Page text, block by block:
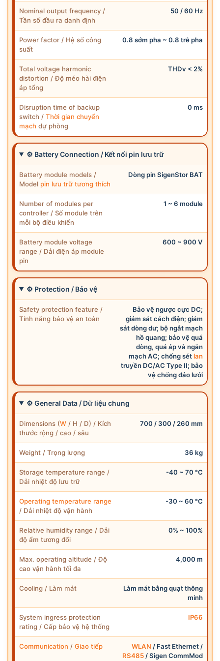
Nominal output frequency /
Tần số đầu ra danh định
50 / 60 Hz
Power factor / Hệ số công
suất
0.8 sớm pha ~ 0.8 trễ pha
Total voltage harmonic
distortion / Độ méo hài điện
áp tổng
THDv < 2%
Disruption time of backup
switch / Thời gian chuyển
mạch dự phòng
0 ms
⚙ Battery Connection / Kết nối pin lưu trữ
Battery module models /
Model pin lưu trữ tương thích
Dòng pin SigenStor BAT
Number of modules per
controller / Số module trên
mỗi bộ điều khiển
1 ~ 6 module
Battery module voltage
range / Dải điện áp module
pin
600 ~ 900 V
⚙ Protection / Bảo vệ
Safety protection feature /
Tính năng bảo vệ an toàn
Bảo vệ ngược cực DC;
giám sát cách điện; giám
sát dòng dư; bộ ngắt mạch
hồ quang; bảo vệ quá
dòng, quá áp và ngắn
mạch AC; chống sétlan
truyền DC/AC Type II; bảo
vệ chống đảo lưới
⚙ General Data / Dữ liệu chung
Dimensions (W / H / D) / Kích
thước rộng / cao / sâu
700 / 300 / 260 mm
Weight / Trọng lượng 36 kg
Storage temperature range /
Dải nhiệt độ lưu trữ
-40 ~ 70 °C
Operating temperature range
/ Dải nhiệt độ vận hành
-30 ~ 60 °C
Relative humidity range / Dải
độ ẩm tương đối
0% ~ 100%
Max. operating altitude / Độ
cao vận hành tối đa
4,000 m
Cooling / Làm mát
Làm mát bằng quạt thông
minh
System ingress protection
rating / Cấp bảo vệ hệ thống
IP66
Communication / Giao tiếp WLAN / Fast Ethernet /
RS485 / Sigen CommMod